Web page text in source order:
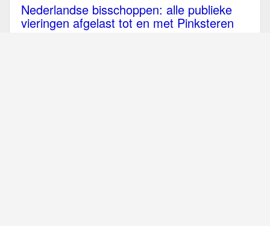
Nederlandse bisschoppen: alle publieke
vieringen afgelast tot en met Pinksteren